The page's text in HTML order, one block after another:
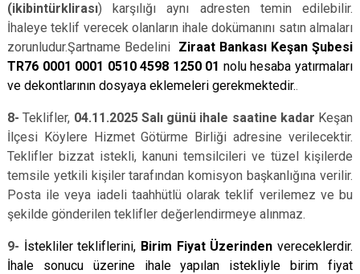
(ikibintürklirası) karşılığı aynı adresten temin edilebilir.
İhaleye teklif verecek olanların ihale dokümanını satın almaları
zorunludur.Şartname Bedelini Ziraat Bankası Keşan Şubesi
TR76 0001 0001 0510 4598 1250 01 nolu hesaba yatırmaları
ve dekontlarının dosyaya eklemeleri gerekmektedir..
8-Teklifler, 04.11.2025 Salı günü ihale saatine kadar Keşan
İlçesi Köylere Hizmet Götürme Birliği adresine verilecektir.
Teklifler bizzat istekli, kanuni temsilcileri ve tüzel kişilerde
temsile yetkili kişiler tarafından komisyon başkanlığına verilir.
Posta ile veya iadeli taahhütlü olarak teklif verilemez ve bu
şekilde gönderilen teklifler değerlendirmeye alınmaz.
9- İstekliler tekliflerini, Birim Fiyat Üzerinden vereceklerdir.
İhale sonucu üzerine ihale yapılan istekliyle birim fiyat